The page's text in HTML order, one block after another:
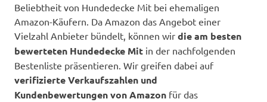
Beliebtheit von Hundedecke Mit bei ehemaligen
Amazon-Käufern. Da Amazon das Angebot einer
Vielzahl Anbieter bündelt, können wir die am besten
bewerteten Hundedecke Mit in der nachfolgenden
Bestenliste präsentieren. Wir greifen dabei auf
verifizierte Verkaufszahlen und
Kundenbewertungen von Amazon für das